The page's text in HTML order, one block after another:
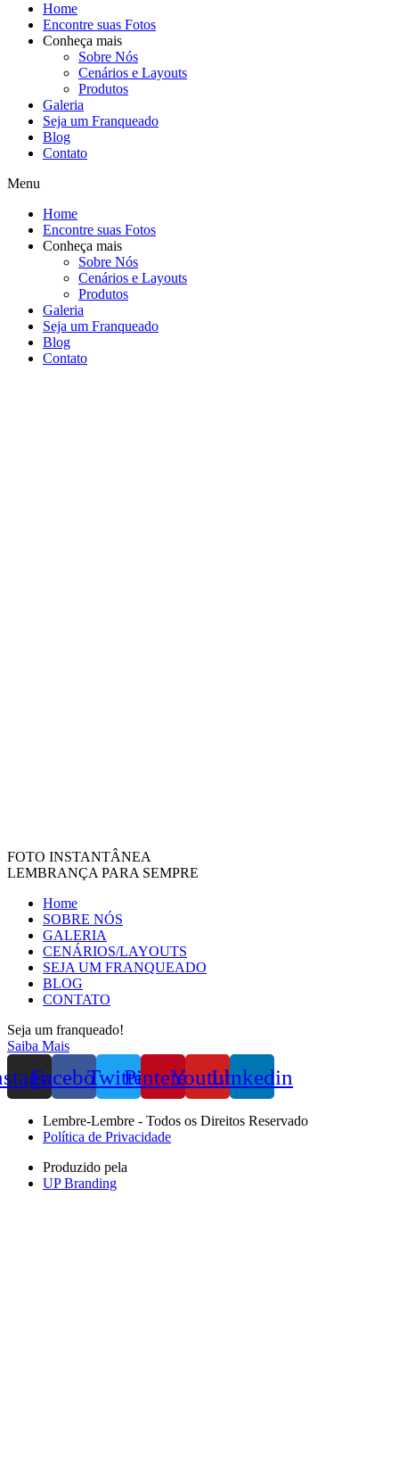
Home
Encontre suas Fotos
Conheça mais
Sobre Nós
Cenários e Layouts
Produtos
Galeria
Seja um Franqueado
Blog
Contato
Menu
Home
Encontre suas Fotos
Conheça mais
Sobre Nós
Cenários e Layouts
Produtos
Galeria
Seja um Franqueado
Blog
Contato
FOTO INSTANTÂNEA
LEMBRANÇA PARA SEMPRE
Home
SOBRE NÓS
GALERIA
CENÁRIOS/LAYOUTS
SEJA UM FRANQUEADO
BLOG
CONTATO
Seja um franqueado!
Saiba Mais
FacebookTwitterPinterestYoutubeLinkedin
Lembre-Lembre - Todos os Direitos Reservado
Política de Privacidade
Produzido pela
UP Branding